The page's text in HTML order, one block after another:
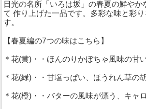
日光の名所「いろは坂」の春夏の鮮やか
て 作り上げた一品です。多彩な味と彩
す。
【春夏編の7つの味はこちら】
＊花(黄)・・ほんのりかぼちゃ風味の甘
＊花(緑)・・甘塩っぱい、ほうれん草の
＊花(橙)・・バターの風味が漂う、キャ